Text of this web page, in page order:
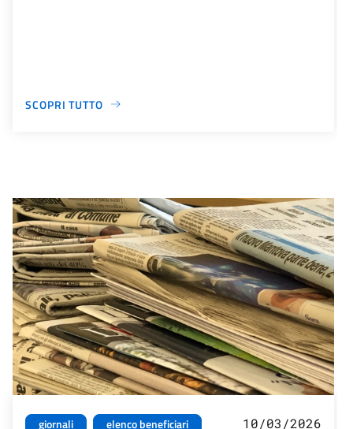
SCOPRI TUTTO
giornali elenco beneficiari 10/03/2026